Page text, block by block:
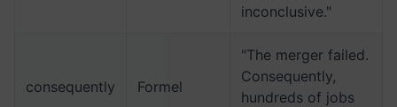
inconclusive."
consequently Formel
"The merger failed.
Consequently,
hundreds of jobs